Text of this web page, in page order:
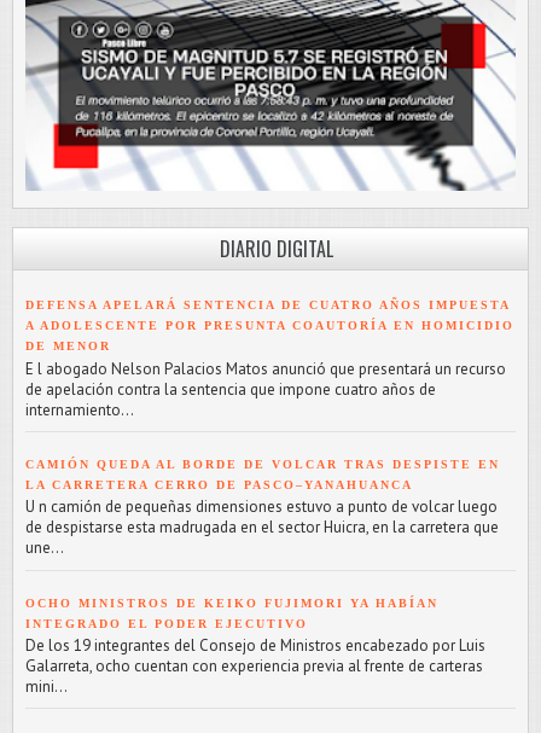
DIARIO DIGITAL
DEFENSA APELARÁ SENTENCIA DE CUATRO AÑOS IMPUESTA
A ADOLESCENTE POR PRESUNTA COAUTORÍA EN HOMICIDIO
DE MENOR
E l abogado Nelson Palacios Matos anunció que presentará un recurso
de apelación contra la sentencia que impone cuatro años de
internamiento...
CAMIÓN QUEDA AL BORDE DE VOLCAR TRAS DESPISTE EN
LA CARRETERA CERRO DE PASCO–YANAHUANCA
U n camión de pequeñas dimensiones estuvo a punto de volcar luego
de despistarse esta madrugada en el sector Huicra, en la carretera que
une...
OCHO MINISTROS DE KEIKO FUJIMORI YA HABÍAN
INTEGRADO EL PODER EJECUTIVO
De los 19 integrantes del Consejo de Ministros encabezado por Luis
Galarreta, ocho cuentan con experiencia previa al frente de carteras
mini...